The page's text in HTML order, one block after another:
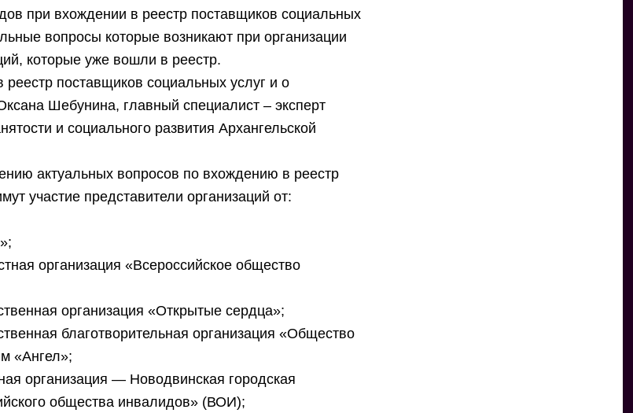
при вхождении в реестр поставщиков социальных
вопросы которые возникают при организации
которые уже вошли в реестр.
поставщиков социальных услуг и о
Шебунина, главный специалист – эксперт
и социального развития Архангельской
актуальных вопросов по вхождению в реестр
участие представители организаций от:
организация «Всероссийское общество
организация «Открытые сердца»;
благотворительная организация «Общество
«Ангел»;
организация — Новодвинская городская
общества инвалидов» (ВОИ);